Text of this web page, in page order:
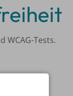
WCAG-Tests.